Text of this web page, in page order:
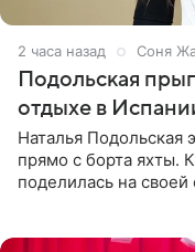
2 часа назад Соня
Подольская
отдыхе в
Наталья Подольская
прямо с борта яхты.
поделилась на